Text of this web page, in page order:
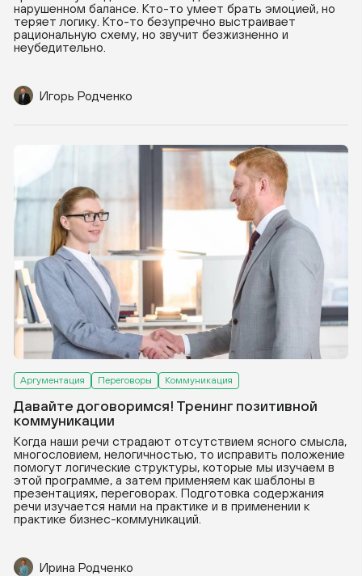
нарушенном балансе. Кто-то умеет брать эмоцией, но
теряет логику. Кто-то безупречно выстраивает
рациональную схему, но звучит безжизненно и
неубедительно.
Игорь Родченко
Аргументация Переговоры Коммуникация
Давайте договоримся! Тренинг позитивной
коммуникации
Когда наши речи страдают отсутствием ясного смысла,
многословием, нелогичностью, то исправить положение
помогут логические структуры, которые мы изучаем в
этой программе, а затем применяем как шаблоны в
презентациях, переговорах. Подготовка содержания
речи изучается нами на практике и в применении к
практике бизнес-коммуникаций.
Ирина Родченко